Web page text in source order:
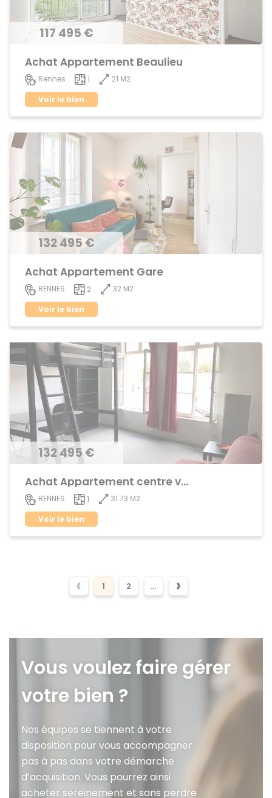
117 495 €
Achat Appartement Beaulieu
Rennes 1
21 M2
Voir le bien
132 495 €
Achat Appartement Gare
RENNES 2
32 M2
Voir le bien
132 495 €
Achat Appartement centre ville
RENNES 1
31.73 M2
Voir le bien
‹ 1 2 ... ›
Vous voulez faire gérer
votre bien ?
Nos équipes se tiennent à votre
disposition pour vous accompagner
pas à pas dans votre démarche
d’acquisition. Vous pourrez ainsi
acheter sereinement et sans perdre